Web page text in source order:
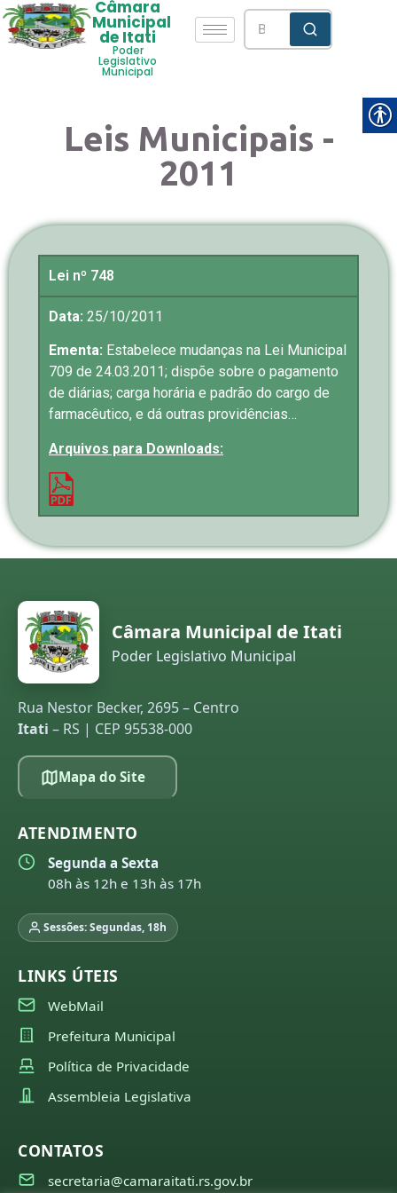
Câmara
Municipal
de Itati
Poder
Legislativo
Municipal
Leis Municipais -
2011
Lei nº 748
Data: 25/10/2011
Ementa: Estabelece mudanças na Lei Municipal
709 de 24.03.2011; dispõe sobre o pagamento
de diárias; carga horária e padrão do cargo de
farmacêutico, e dá outras providências…
Arquivos para Downloads:
Câmara Municipal de Itati
Poder Legislativo Municipal
Rua Nestor Becker, 2695 – Centro
Itati – RS | CEP 95538-000
Mapa do Site
ATENDIMENTO
Segunda a Sexta
08h às 12h e 13h às 17h
Sessões: Segundas, 18h
LINKS ÚTEIS
WebMail
Prefeitura Municipal
Política de Privacidade
Assembleia Legislativa
CONTATOS
secretaria@camaraitati.rs.gov.br